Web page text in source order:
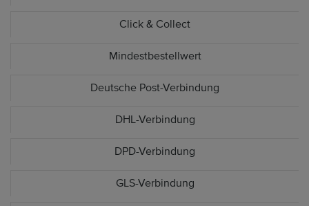
Click & Collect
Mindestbestellwert
Deutsche Post-Verbindung
DHL-Verbindung
DPD-Verbindung
GLS-Verbindung